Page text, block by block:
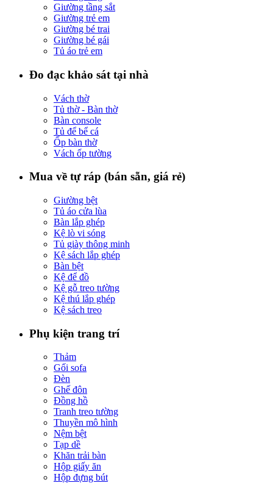
Giường tầng sắt
Giường trẻ em
Giường bé trai
Giường bé gái
Tủ áo trẻ em
Đo đạc khảo sát tại nhà
Vách thờ
Tủ thờ - Bàn thờ
Bàn console
Tủ để bể cá
Ốp bàn thờ
Vách ốp tường
Mua về tự ráp (bán sẵn, giá rẻ)
Giường bệt
Tủ áo cửa lùa
Bàn lắp ghép
Kệ lò vi sóng
Tủ giày thông minh
Kệ sách lắp ghép
Bàn bệt
Kệ để đồ
Kệ gỗ treo tường
Kệ thú lắp ghép
Kệ sách treo
Phụ kiện trang trí
Thảm
Gối sofa
Đèn
Ghế đôn
Đồng hồ
Tranh treo tường
Thuyền mô hình
Nệm bệt
Tạp dề
Khăn trải bàn
Hộp giấy ăn
Hộp đựng bút